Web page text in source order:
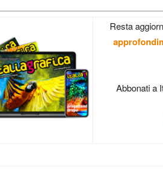
Resta
Abbonati a